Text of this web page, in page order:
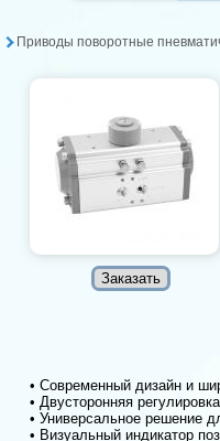
Приводы поворотные
• Современный дизайн и
• Двусторонняя
• Универсальное решение
• Визуальный индикатор